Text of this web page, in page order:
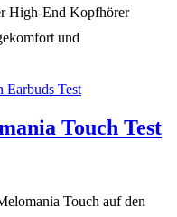
High-End Kopfhörer
und
Touch Test
Touch auf den